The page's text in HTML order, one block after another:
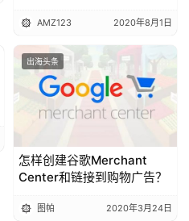
AMZ123 2020年8月1日
出海头条
怎样创建谷歌Merchant
Center和链接到购物广告？
图帕 2020年3月24日